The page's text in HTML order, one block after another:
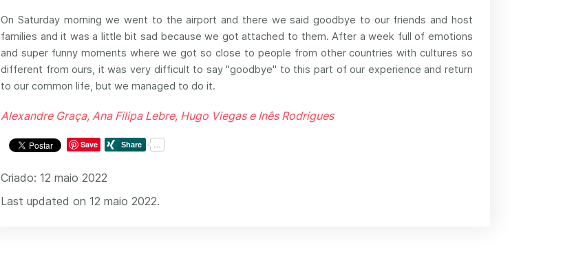
On Saturday morning we went to the airport and there we said goodbye to our friends and host
families and it was a little bit sad because we got attached to them. After a week full of emotions
and super funny moments where we got so close to people from other countries with cultures so
different from ours, it was very difficult to say "goodbye" to this part of our experience and return
to our common life, but we managed to do it.
Alexandre Graça, Ana Filipa Lebre, Hugo Viegas e Inês Rodrigues
Save
Criado: 12 maio 2022
Last updated on 12 maio 2022.